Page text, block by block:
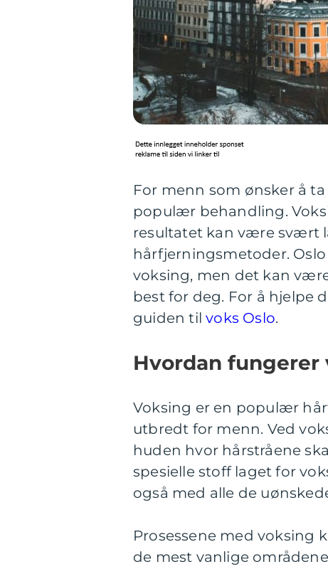
For menn som ønsker å
populær behandling.
resultatet kan være svært
hårfjerningsmetoder.
voksing, men det kan
best for deg. For å hjelpe
guiden tilvoks Oslo.
Hvordan fungerer
Voksing er en populær
utbredt for menn. Ved
huden hvor hårstråene
spesielle stoff laget for
også med alle de
Prosessene med voksing
de mest vanlige